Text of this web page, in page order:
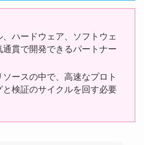
、ハードウェア、ソフトウェ
通貫で開発できるパートナー
ソースの中で、高速なプロト
と検証のサイクルを回す必要